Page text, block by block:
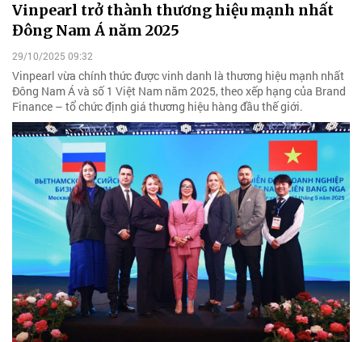
Vinpearl trở thành thương hiệu mạnh nhất
Đông Nam Á năm 2025
29/10/2025 09:32
Vinpearl vừa chính thức được vinh danh là thương hiệu mạnh nhất
Đông Nam Á và số 1 Việt Nam năm 2025, theo xếp hạng của Brand
Finance – tổ chức định giá thương hiệu hàng đầu thế giới.